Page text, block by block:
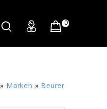
0
» Marken » Beurer